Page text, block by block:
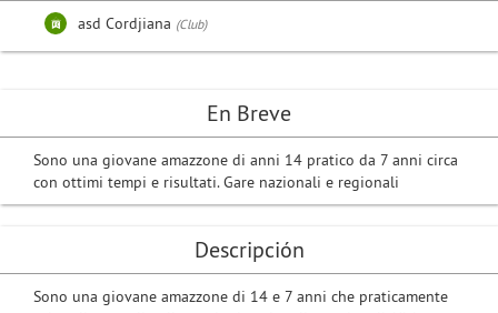
En Breve
Sono una giovane amazzone di anni 14 pratico da 7 anni circa
con ottimi tempi e risultati. Gare nazionali e regionali
Descripción
Sono una giovane amazzone di 14 e 7 anni che praticamente
asd Cordjiana (Club)